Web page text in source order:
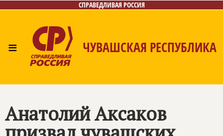
СПРАВЕДЛИВАЯ РОССИЯ
≡ ЧУВАШСКАЯ РЕСПУБЛИКА
Контакты
Анатолий Аксаков